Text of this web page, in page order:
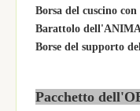
Borsa del cuscino con
Barattolo
Borse del supporto
Pacchetto